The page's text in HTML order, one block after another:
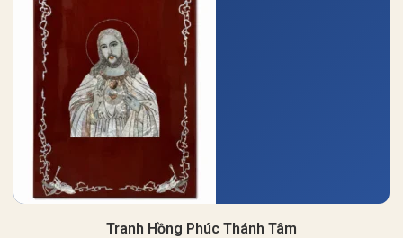
Tranh Hồng Phúc Thánh Tâm